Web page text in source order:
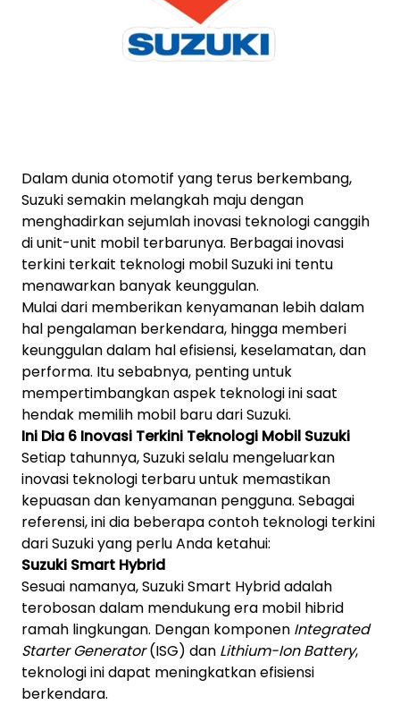
Dalam dunia otomotif yang terus berkembang,
Suzuki semakin melangkah maju dengan
menghadirkan sejumlah inovasi teknologi canggih
di unit-unit mobil terbarunya. Berbagai inovasi
terkini terkait teknologi mobil Suzuki ini tentu
menawarkan banyak keunggulan.
Mulai dari memberikan kenyamanan lebih dalam
hal pengalaman berkendara, hingga memberi
keunggulan dalam hal efisiensi, keselamatan, dan
performa. Itu sebabnya, penting untuk
mempertimbangkan aspek teknologi ini saat
hendak memilih mobil baru dari Suzuki.
Ini Dia 6 Inovasi Terkini Teknologi Mobil Suzuki
Setiap tahunnya, Suzuki selalu mengeluarkan
inovasi teknologi terbaru untuk memastikan
kepuasan dan kenyamanan pengguna. Sebagai
referensi, ini dia beberapa contoh teknologi terkini
dari Suzuki yang perlu Anda ketahui:
Suzuki Smart Hybrid
Sesuai namanya, Suzuki Smart Hybrid adalah
terobosan dalam mendukung era mobil hibrid
ramah lingkungan. Dengan komponen Integrated
Starter Generator(ISG) dan Lithium-Ion Battery,
teknologi ini dapat meningkatkan efisiensi
berkendara.